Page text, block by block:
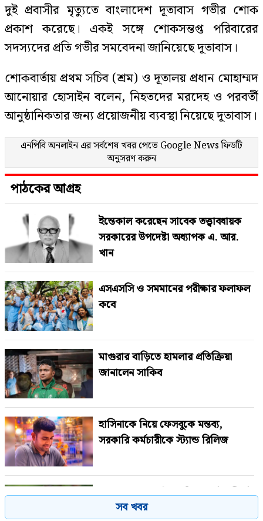
দুই প্রবাসীর মৃত্যুতে বাংলাদেশ দূতাবাস গভীর শোক
প্রকাশ করেছে। একই সঙ্গে শোকসন্তপ্ত পরিবারের
সদস্যদের প্রতি গভীর সমবেদনা জানিয়েছে দূতাবাস।
শোকবার্তায় প্রথম সচিব (শ্রম) ও দূতালয় প্রধান মোহাম্মদ
আনোয়ার হোসাইন বলেন, নিহতদের মরদেহ ও পরবর্তী
আনুষ্ঠানিকতার জন্য প্রয়োজনীয় ব্যবস্থা নিয়েছে দূতাবাস।
এনপিবি অনলাইন এর সর্বশেষ খবর পেতে Google Newsফিডটি
অনুসরণ করুন
পাঠকের আগ্রহ
ইন্তেকাল করেছেন সাবেক তত্ত্বাবধায়ক
সরকারের উপদেষ্টা অধ্যাপক এ. আর.
খান
এসএসসি ও সমমানের পরীক্ষার ফলাফল
কবে
মাগুরার বাড়িতে হামলার প্রতিক্রিয়া
জানালেন সাকিব
হাসিনাকে নিয়ে ফেসবুকে মন্তব্য,
সরকারি কর্মচারীকে স্ট্যান্ড রিলিজ
ভয়াবহ সড়ক দুর্ঘটনার শিকার মৌসুমী মৌ
সব খবর